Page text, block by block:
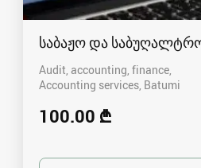
საბაჟო და
Audit, accounting, finance,
Accounting services Batumi
100.00 ₾